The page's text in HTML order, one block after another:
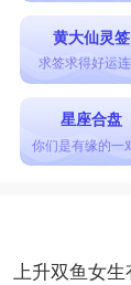
黄大仙灵签
求签求得好运
星座合盘
你们是有缘的一
上升双鱼女生